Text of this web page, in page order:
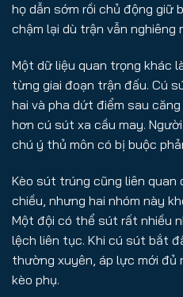
họ dẫn sớm rồi chủ động giữ
chậm lại dù trận vẫn nghiêng
Một dữ liệu quan trọng khác
từng giai đoạn trận đấu. Cú
hai và pha dứt điểm sau
hơn cú sút xa cầu may.
chú ý thủ môn có bị buộc
Kèo sút trúng cũng liên
chiều, nhưng hai nhóm này
Một đội có thể sút rất nhiều
lệch liên tục. Khi cú sút bắt
thường xuyên, áp lực mới đủ
kèo phụ.